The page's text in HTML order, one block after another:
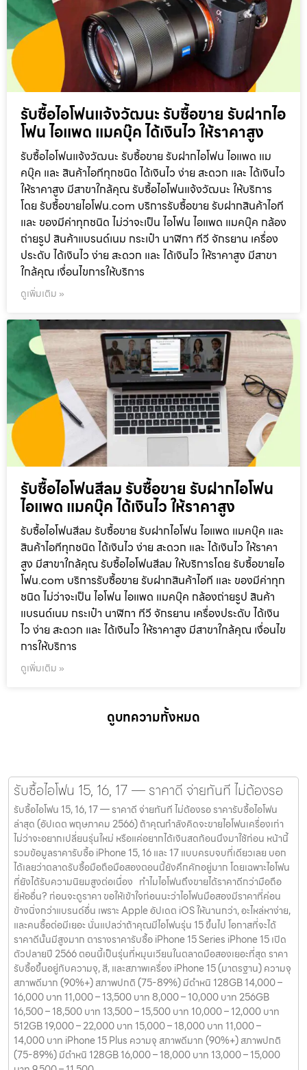
รับซื้อไอโฟนแจ้งวัฒนะ รับซื้อขาย รับฝากไอ
โฟน ไอแพด แมคบุ๊ค ได้เงินไว ให้ราคาสูง
รับซื้อไอโฟนแจ้งวัฒนะ รับซื้อขาย รับฝากไอโฟน ไอแพด แม
คบุ๊ค และ สินค้าไอทีทุกชนิด ได้เงินไว ง่าย สะดวก และ ได้เงินไว
ให้ราคาสูง มีสาขาใกล้คุณ รับซื้อไอโฟนแจ้งวัฒนะ ให้บริการ
โดย รับซื้อขายไอโฟน.com บริการรับซื้อขาย รับฝากสินค้าไอที
และ ของมีค่าทุกชนิด ไม่ว่าจะเป็น ไอโฟน ไอแพด แมคบุ๊ค กล้อง
ถ่ายรูป สินค้าแบรนด์เนม กระเป๋า นาฬิกา ทีวี จักรยาน เครื่อง
ประดับ ได้เงินไว ง่าย สะดวก และ ได้เงินไว ให้ราคาสูง มีสาขา
ใกล้คุณ เงื่อนไขการให้บริการ
ดูเพิ่มเติม »
รับซื้อไอโฟนสีลม รับซื้อขาย รับฝากไอโฟน
ไอแพด แมคบุ๊ค ได้เงินไว ให้ราคาสูง
รับซื้อไอโฟนสีลม รับซื้อขาย รับฝากไอโฟน ไอแพด แมคบุ๊ค และ
สินค้าไอทีทุกชนิด ได้เงินไว ง่าย สะดวก และ ได้เงินไว ให้ราคา
สูง มีสาขาใกล้คุณ รับซื้อไอโฟนสีลม ให้บริการโดย รับซื้อขายไอ
โฟน.com บริการรับซื้อขาย รับฝากสินค้าไอที และ ของมีค่าทุก
ชนิด ไม่ว่าจะเป็น ไอโฟน ไอแพด แมคบุ๊ค กล้องถ่ายรูป สินค้า
แบรนด์เนม กระเป๋า นาฬิกา ทีวี จักรยาน เครื่องประดับ ได้เงิน
ไว ง่าย สะดวก และ ได้เงินไว ให้ราคาสูง มีสาขาใกล้คุณ เงื่อนไข
การให้บริการ
ดูเพิ่มเติม »
ดูบทความทั้งหมด
รับซื้อไอโฟน 15, 16, 17 — ราคาดี จ่ายทันที ไม่ต้องรอ
รับซื้อไอโฟน 15, 16, 17 — ราคาดี จ่ายทันที ไม่ต้องรอ ราคารับซื้อไอโฟน
ล่าสุด (อัปเดต พฤษภาคม 2566) ถ้าคุณกำลังคิดจะขายไอโฟนเครื่องเก่า
ไม่ว่าจะอยากเปลี่ยนรุ่นใหม่ หรือแค่อยากได้เงินสดก้อนนึงมาใช้ก่อน หน้านี้
รวมข้อมูลราคารับซื้อ iPhone 15, 16 และ 17 แบบครบจบที่เดียวเลย บอก
ได้เลยว่าตลาดรับซื้อมือถือมือสองตอนนี้ยังคึกคักอยู่มาก โดยเฉพาะไอโฟน
ที่ยังได้รับความนิยมสูงต่อเนื่อง ทำไมไอโฟนถึงขายได้ราคาดีกว่ามือถือ
ยี่ห้ออื่น? ก่อนจะดูราคา ขอให้เข้าใจก่อนนะว่าไอโฟนมือสองมีราคาที่ค่อน
ข้างนิ่งกว่าแบรนด์อื่น เพราะ Apple อัปเดต iOS ให้นานกว่า, อะไหล่หาง่าย,
และคนซื้อต่อมีเยอะ นั่นแปลว่าถ้าคุณมีไอโฟนรุ่น 15 ขึ้นไป โอกาสที่จะได้
ราคาดีนั้นมีสูงมาก ตารางราคารับซื้อ iPhone 15 Series iPhone 15 เปิด
ตัวปลายปี 2566 ตอนนี้เป็นรุ่นที่หมุนเวียนในตลาดมือสองเยอะที่สุด ราคา
รับซื้อขึ้นอยู่กับความจุ, สี, และสภาพเครื่อง iPhone 15 (มาตรฐาน) ความจุ
สภาพดีมาก (90%+) สภาพปกติ (75-89%) มีตำหนิ 128GB 14,000 –
16,000 บาท 11,000 – 13,500 บาท 8,000 – 10,000 บาท 256GB
16,500 – 18,500 บาท 13,500 – 15,500 บาท 10,000 – 12,000 บาท
512GB 19,000 – 22,000 บาท 15,000 – 18,000 บาท 11,000 –
14,000 บาท iPhone 15 Plus ความจุ สภาพดีมาก (90%+) สภาพปกติ
(75-89%) มีตำหนิ 128GB 16,000 – 18,000 บาท 13,000 – 15,000